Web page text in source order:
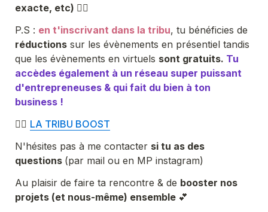
exacte, etc) ✍🏼
P.S : en t'inscrivant dans la tribu
réductions sur les évènements en présentiel tandis
que les évènements en virtuels sont gratuits. Tu
accèdes également à un réseau super puissant
d'entrepreneuses & qui fait du bien à ton
business !
👉🏼 LA TRIBU BOOST
N'hésites pas à me contacter si tu as des
questions (par mail ou en MP instagram)
Au plaisir de faire ta rencontre & de booster nos
projets (et nous-même) ensemble 💕